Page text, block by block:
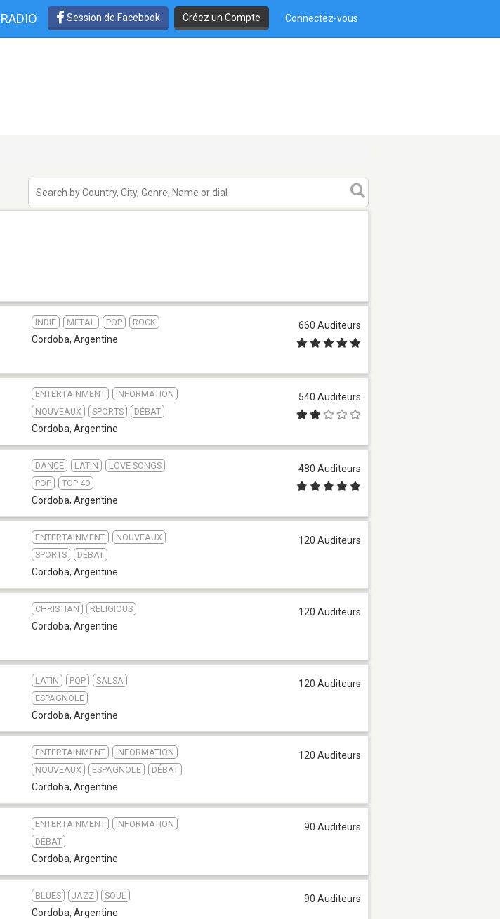
RADIO Session de Facebook Créez un Compte Connectez-vous
INDIE METAL POP ROCK
Cordoba, Argentine
660 Auditeurs
ENTERTAINMENT
INFORMATION
NOUVEAUX
SPORTS DÉBAT
Cordoba, Argentine
540 Auditeurs
DANCE LATIN
LOVE SONGS
POP
TOP 40
Cordoba, Argentine
480 Auditeurs
ENTERTAINMENT
NOUVEAUX
SPORTS
DÉBAT
Cordoba, Argentine
120 Auditeurs
CHRISTIAN RELIGIOUS
Cordoba, Argentine
120 Auditeurs
LATIN POP
SALSA
ESPAGNOLE
Cordoba, Argentine
120 Auditeurs
ENTERTAINMENT
INFORMATION
NOUVEAUX
ESPAGNOLE DÉBAT
Cordoba, Argentine
120 Auditeurs
ENTERTAINMENT
INFORMATION
DÉBAT
Cordoba, Argentine
90 Auditeurs
BLUES JAZZ SOUL
Cordoba, Argentine
90 Auditeurs